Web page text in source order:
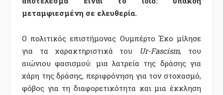
μεταμφιεσμένη σε ελευθερία.
Ο πολιτικός επιστήμονας Ουμπέρτο ​​Έκο μίλησε
για τα χαρακτηριστικά του
Ur-Fascism, του
αιώνιου φασισμού: μια λατρεία της δράσης για
χάρη της δράσης, περιφρόνηση για τον στοχασμό,
φόβος για τη διαφορετικότητα και μια έκκληση